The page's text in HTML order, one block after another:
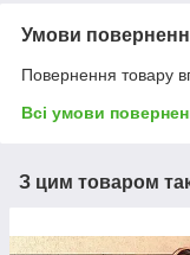
Умови
Повернення товару
Всі умови
З цим товаром